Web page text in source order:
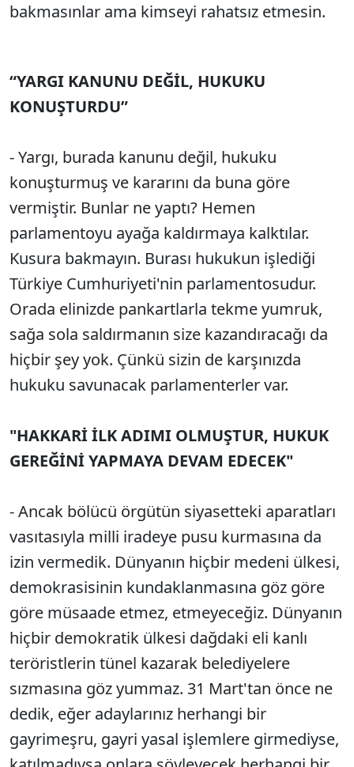
bakmasınlar ama kimseyi rahatsız etmesin.
“YARGI KANUNU DEĞİL, HUKUKU
KONUŞTURDU”
- Yargı, burada kanunu değil, hukuku
konuşturmuş ve kararını da buna göre
vermiştir. Bunlar ne yaptı? Hemen
parlamentoyu ayağa kaldırmaya kalktılar.
Kusura bakmayın. Burası hukukun işlediği
Türkiye Cumhuriyeti'nin parlamentosudur.
Orada elinizde pankartlarla tekme yumruk,
sağa sola saldırmanın size kazandıracağı da
hiçbir şey yok. Çünkü sizin de karşınızda
hukuku savunacak parlamenterler var.
"HAKKARİ İLK ADIMI OLMUŞTUR, HUKUK
GEREĞİNİ YAPMAYA DEVAM EDECEK"
- Ancak bölücü örgütün siyasetteki aparatları
vasıtasıyla milli iradeye pusu kurmasına da
izin vermedik. Dünyanın hiçbir medeni ülkesi,
demokrasisinin kundaklanmasına göz göre
göre müsaade etmez, etmeyeceğiz. Dünyanın
hiçbir demokratik ülkesi dağdaki eli kanlı
teröristlerin tünel kazarak belediyelere
sızmasına göz yummaz. 31 Mart'tan önce ne
dedik, eğer adaylarınız herhangi bir
gayrimeşru, gayri yasal işlemlere girmediyse,